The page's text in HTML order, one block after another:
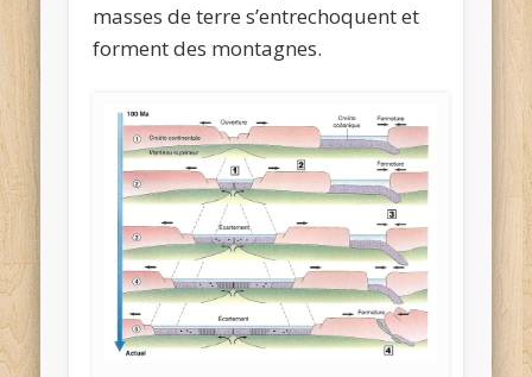
masses de terre s’entrechoquent et
forment des montagnes.